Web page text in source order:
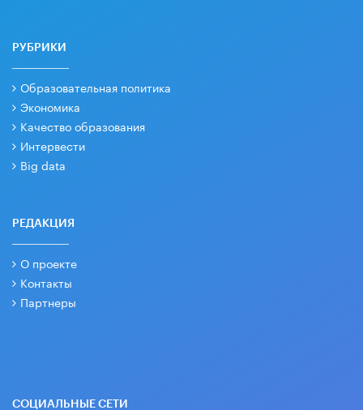
РУБРИКИ
Образовательная политика
Экономика
Качество образования
Интервести
Big data
РЕДАКЦИЯ
О проекте
Контакты
Партнеры
СОЦИАЛЬНЫЕ СЕТИ